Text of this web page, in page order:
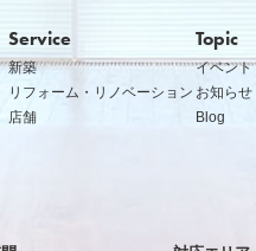
Service
新築
リフォーム・リノベーション
店舗
Topic
イベント
お知らせ
Blog